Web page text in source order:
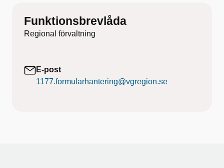
Funktionsbrevlåda
Regional förvaltning
E-post
1177.formularhantering@vgregion.se